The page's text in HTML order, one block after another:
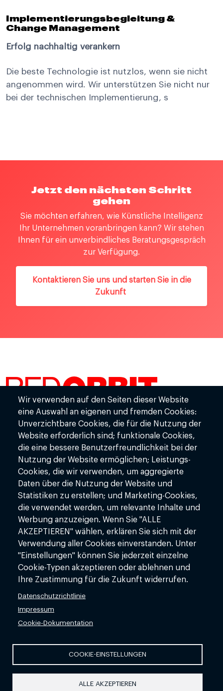
Implementierungsbegleitung &
Change Management
Erfolg nachhaltig verankern
Die beste Technologie ist nutzlos, wenn sie nicht
angenommen wird. Wir unterstützen Sie nicht nur
bei der technischen Implementierung, s
Jetzt den nächsten Schritt
gehen
Sie möchten erfahren, wie Künstliche Intelligenz
Ihr Unternehmen voranbringen kann? Wir stehen
Ihnen für ein unverbindliches Beratungsgespräch
zur Verfügung.
Kontaktieren Sie uns und starten Sie in die
Zukunft
Wir verwenden auf den Seiten dieser Website
eine Auswahl an eigenen und fremden Cookies:
Unverzichtbare Cookies, die für die Nutzung der
Website erforderlich sind; funktionale Cookies,
die eine bessere Benutzerfreundlichkeit bei der
Nutzung der Website ermöglichen; Leistungs-
Cookies, die wir verwenden, um aggregierte
Daten über die Nutzung der Website und
Statistiken zu erstellen; und Marketing-Cookies,
die verwendet werden, um relevante Inhalte und
Werbung anzuzeigen. Wenn Sie "ALLE
AKZEPTIEREN" wählen, erklären Sie sich mit der
Verwendung aller Cookies einverstanden. Unter
"Einstellungen" können Sie jederzeit einzelne
Cookie-Typen akzeptieren oder ablehnen und
Ihre Zustimmung für die Zukunft widerrufen.
Datenschutzrichtlinie
Impressum
Cookie-Dokumentation
COOKIE-EINSTELLUNGEN
ALLE AKZEPTIEREN
RedOrbit GmbH
Mondstr. 2-4
85622 Feldkirchen
Bürozeiten:
Mo - Fr: 08:00 - 18:00
+49(0)89 37963811
info@redorbit.ai
www.redorbit.ai
FOOTER MENU
Über uns
KI-Dienstleistungen
KI-Lösungen
KI-Glossar
FOOTER
Kontakt
Impressum
Datenschutz